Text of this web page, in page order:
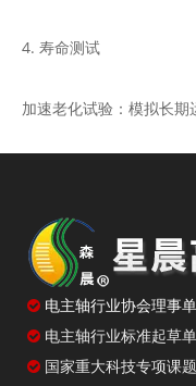
4. 寿命测试
加速老化试验：模拟长期
明确需求：根据加工材
率。
品牌对比：优先选择具备
轴）。
售后保障：关注轴承更换
 电主轴行业协会理事
 电主轴行业标准起草
 国家重大科技专项课